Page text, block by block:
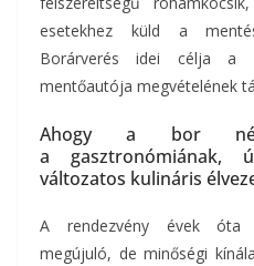
esetekhez küld a
Borárverés idei célja a
mentőautója megvételének
Ahogy a bor
a gasztronómiának,
változatos kulináris
A rendezvény évek óta
megújuló, de minőségi